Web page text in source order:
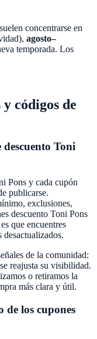
concentrarse en
agosto–
temporada. Los
códigos de
Toni
Pons y cada cupón
publicarse.
exclusiones,
descuento Toni Pons
que encuentres
de la comunidad:
reajusta su visibilidad.
o retiramos la
más clara y útil.
de los cupones